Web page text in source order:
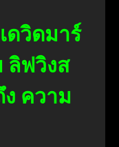
ดวิดมาร์
ลิฟวิงส
ความ